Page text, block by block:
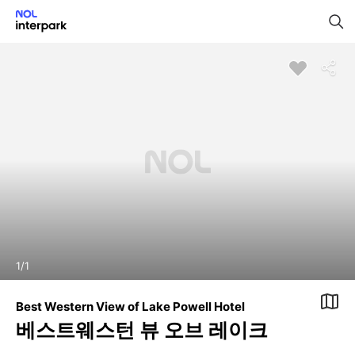
1/1
Best Western View of Lake Powell Hotel
베스트웨스턴 뷰 오브 레이크